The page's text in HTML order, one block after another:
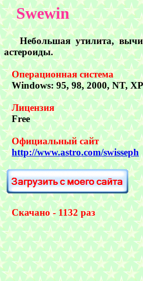
Swewin
Небольшая утилита,
астероиды.
Операционная система
Windows: 95, 98, 2000, NT, XP
Лицензия
Free
Официальный сайт
http://www.astro.com/swisseph
Скачано - 1132 раз